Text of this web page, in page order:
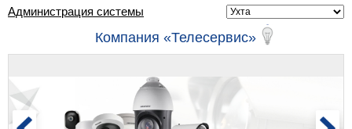
Администрация системы
Компания «Телесервис»